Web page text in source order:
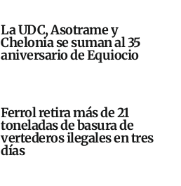
La UDC, Asotrame y
Chelonia se suman al 35
aniversario de Equiocio
Ferrol retira más de 21
toneladas de basura de
vertederos ilegales en tres
días